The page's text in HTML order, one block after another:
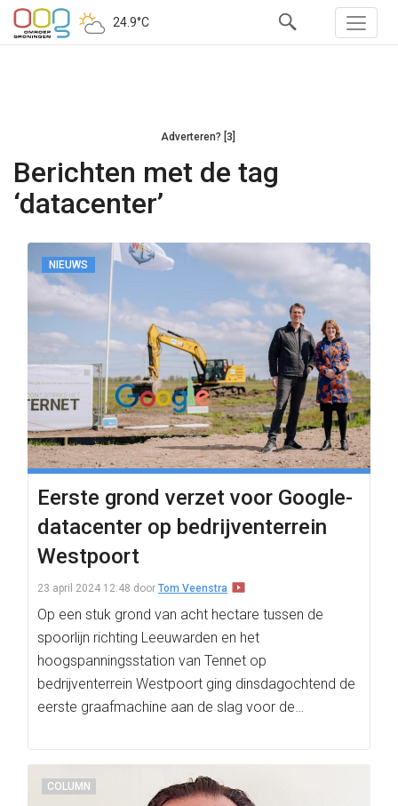
24.9°C
Adverteren? [3]
Berichten met de tag
‘datacenter’
NIEUWS
Eerste grond verzet voor Google-
datacenter op bedrijventerrein
Westpoort
23 april 2024 12:48 door Tom Veenstra
Op een stuk grond van acht hectare tussen de
spoorlijn richting Leeuwarden en het
hoogspanningsstation van Tennet op
bedrijventerrein Westpoort ging dinsdagochtend de
eerste graafmachine aan de slag voor de…
COLUMN